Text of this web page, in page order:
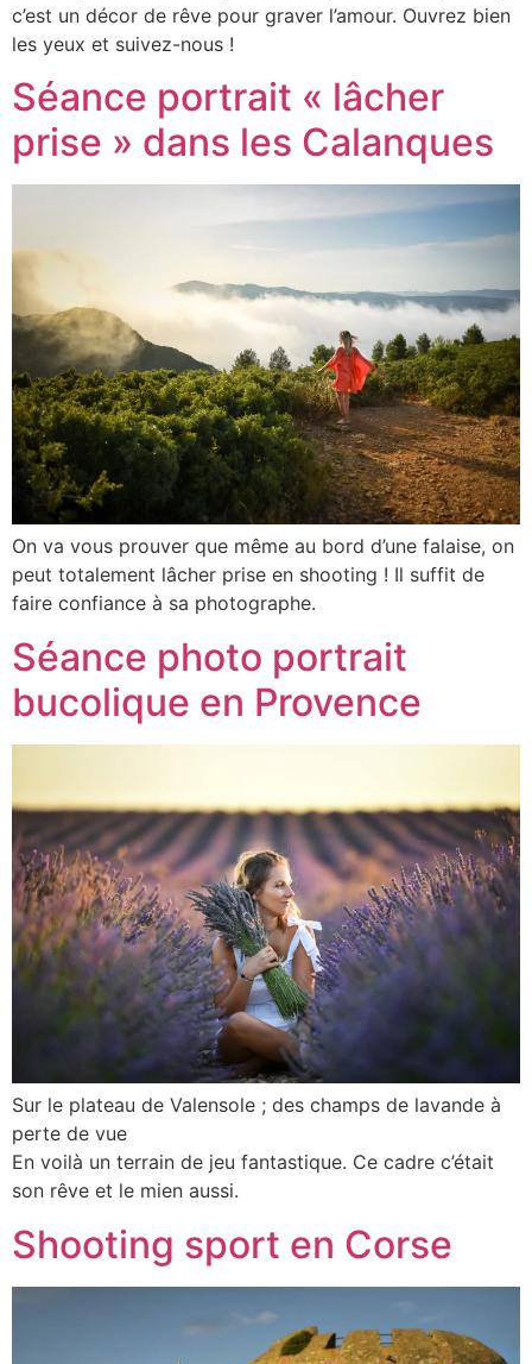
c’est un décor de rêve pour graver l’amour. Ouvrez bien
les yeux et suivez-nous !
Séance portrait « lâcher
prise » dans les Calanques
On va vous prouver que même au bord d’une falaise, on
peut totalement lâcher prise en shooting ! Il suffit de
faire confiance à sa photographe.
Séance photo portrait
bucolique en Provence
Sur le plateau de Valensole ; des champs de lavande à
perte de vue
En voilà un terrain de jeu fantastique. Ce cadre c’était
son rêve et le mien aussi.
Shooting sport en Corse